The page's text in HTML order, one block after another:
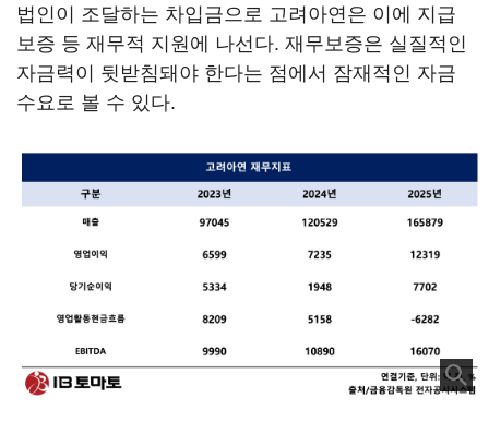
법인이 조달하는 차입금으로 고려아연은 이에 지급
보증 등 재무적 지원에 나선다. 재무보증은 실질적인
자금력이 뒷받침돼야 한다는 점에서 잠재적인 자금
수요로 볼 수 있다.